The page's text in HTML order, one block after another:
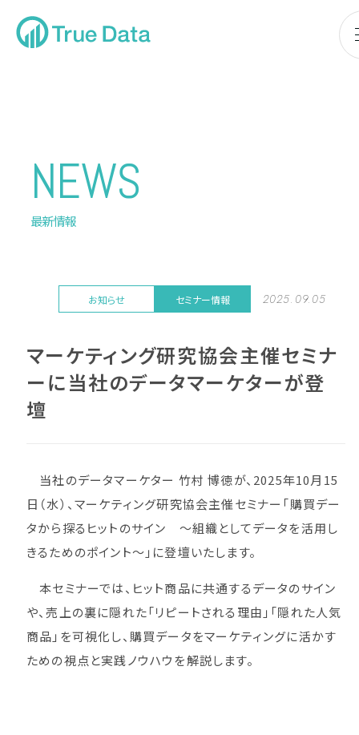
NEWS
最新情報
お知らせ セミナー情報 2025.09.05
マーケティング研究協会主催セミナ
ーに当社のデータマーケターが登
壇
当社のデータマーケター 竹村 博徳が、2025年10月15
日（水）、マーケティング研究協会主催セミナー「購買デー
タから探るヒットのサイン ～組織としてデータを活用し
きるためのポイント～」に登壇いたします。
本セミナーでは、ヒット商品に共通するデータのサイン
や、売上の裏に隠れた「リピートされる理由」「隠れた人気
商品」を可視化し、購買データをマーケティングに活かす
ための視点と実践ノウハウを解説します。